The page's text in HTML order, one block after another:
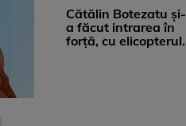
...
Cătălin Botezatu și-
a făcut intrarea în
forță, cu elicopterul,